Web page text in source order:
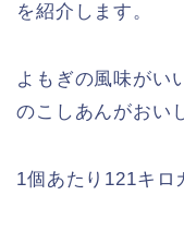
を紹介します。
よもぎの風味がい
のこしあんがおい
1個あたり121キロ